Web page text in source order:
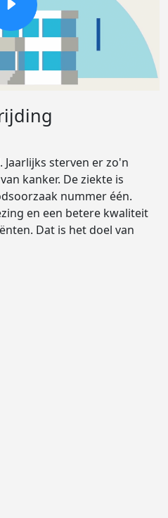
sterven er zo'n
kanker. De ziekte is
nummer één.
en een betere kwaliteit
Dat is het doel van